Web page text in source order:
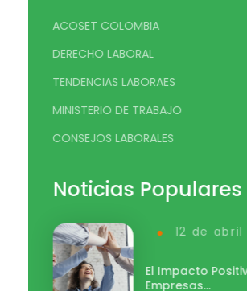
ACOSET COLOMBIA
DERECHO LABORAL
TENDENCIAS LABORAES
MINISTERIO DE TRABAJO
CONSEJOS LABORALES
Noticias Populares
12 de
El Impacto
Empresas…